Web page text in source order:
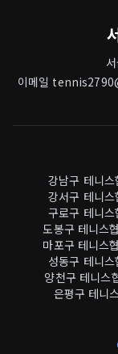
이메일
강남구 테니스
강서구 테니스
구로구 테니스
도봉구 테니스
마포구 테니스
성동구 테니스
양천구 테니스
은평구 테니